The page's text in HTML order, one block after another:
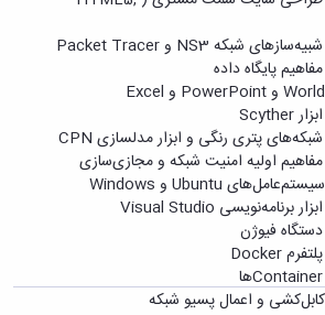
NS3 و Packet Tracer
World و PowerPoint و Excel
Scyther
CPN
Ubuntu و Windows
Visual Studio
Docker
Containerها